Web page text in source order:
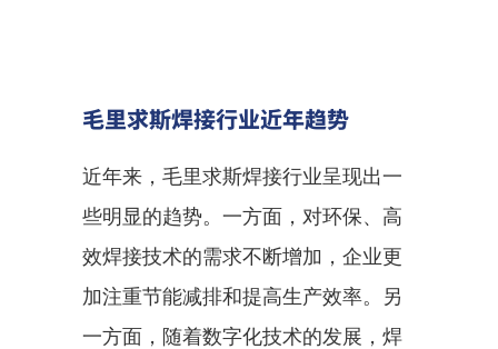
毛里求斯焊接行业近年趋势
近年来，毛里求斯焊接行业呈现出一
些明显的趋势。一方面，对环保、高
效焊接技术的需求不断增加，企业更
加注重节能减排和提高生产效率。另
一方面，随着数字化技术的发展，焊